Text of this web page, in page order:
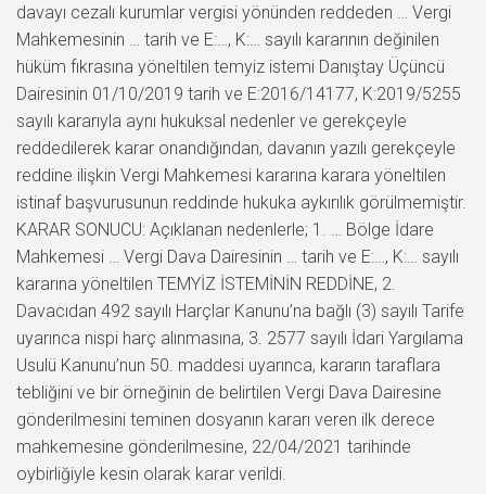
davayı cezalı kurumlar vergisi yönünden reddeden … Vergi
Mahkemesinin … tarih ve E:…, K:… sayılı kararının değinilen
hüküm fıkrasına yöneltilen temyiz istemi Danıştay Üçüncü
Dairesinin 01/10/2019 tarih ve E:2016/14177, K:2019/5255
sayılı kararıyla aynı hukuksal nedenler ve gerekçeyle
reddedilerek karar onandığından, davanın yazılı gerekçeyle
reddine ilişkin Vergi Mahkemesi kararına karara yöneltilen
istinaf başvurusunun reddinde hukuka aykırılık görülmemiştir.
KARAR SONUCU: Açıklanan nedenlerle; 1. … Bölge İdare
Mahkemesi … Vergi Dava Dairesinin … tarih ve E:…, K:… sayılı
kararına yöneltilen TEMYİZ İSTEMİNİN REDDİNE, 2.
Davacıdan 492 sayılı Harçlar Kanunu’na bağlı (3) sayılı Tarife
uyarınca nispi harç alınmasına, 3. 2577 sayılı İdari Yargılama
Usulü Kanunu’nun 50. maddesi uyarınca, kararın taraflara
tebliğini ve bir örneğinin de belirtilen Vergi Dava Dairesine
gönderilmesini teminen dosyanın kararı veren ilk derece
mahkemesine gönderilmesine, 22/04/2021 tarihinde
oybirliğiyle kesin olarak karar verildi.